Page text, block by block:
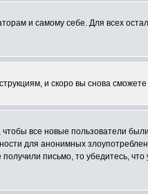
и самому себе. Для всех
и скоро вы снова
все новые пользователи
для анонимных
письмо, то убедитесь,